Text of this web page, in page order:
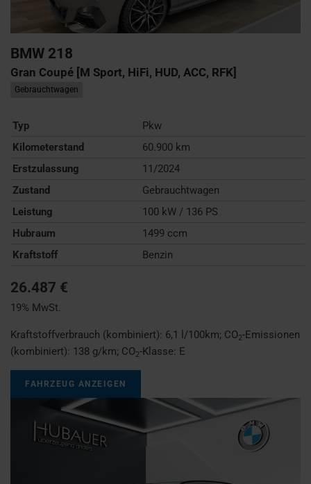
BMW 218
Gran Coupé [M Sport, HiFi, HUD, ACC, RFK]
Gebrauchtwagen
Typ
Pkw
Kilometerstand
60.900 km
Erstzulassung
11/2024
Zustand
Gebrauchtwagen
Leistung
100 kW / 136 PS
Hubraum
1499 ccm
Kraftstoff
Benzin
26.487 €
19% MwSt.
Kraftstoffverbrauch (kombiniert): 6,1 l/100km; CO2-Emissionen
(kombiniert): 138 g/km; CO2-Klasse: E
FAHRZEUG ANZEIGEN